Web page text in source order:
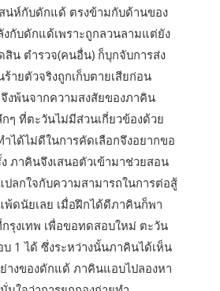
สน่ห์กับดักแด้ ตรงข้ามกับด้านของ
งกับดักแด้เพราะถูกลวนลามแต่ยัง
น ตำรวจ(คนอื่น) ก็บุกจับการส่ง
ร้ายตัวจริงถูกเก็บตายเสียก่อน
งพ้นจากความสงสัยของภาคิน
ๆ ที่ตะวันไม่มีส่วนเกี่ยวข้องด้วย
ได้ไม่ดีในการคัดเลือกจึงอยากขอ
ภาคินจึงเสนอตัวเข้ามาช่วยสอน
ลกใจกับความสามารถในการต่อสู้
พ้ดนัยเลย เมื่อฝึกได้ดีภาคินก็พา
รุงเทพ เพื่อขอทดสอบใหม่ ตะวัน
บ 1 ได้ ซึ่งระหว่างนั้นภาคินได้เห็น
างของดักแด้ ภาคินแอบไปลองหา